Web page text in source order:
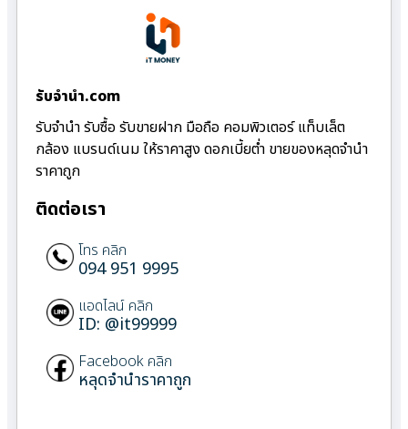
รับจํานํา.com
รับจำนำ รับซื้อ รับขายฝาก มือถือ คอมพิวเตอร์ แท็บเล็ต
กล้อง แบรนด์เนม ให้ราคาสูง ดอกเบี้ยต่ำ ขายของหลุดจำนำ
ราคาถูก
ติดต่อเรา
โทร คลิก
094 951 9995
แอดไลน์ คลิก
ID: @it99999
Facebook คลิก
หลุดจำนำราคาถูก